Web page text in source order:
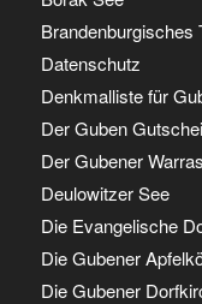
Brandenburgisches
Datenschutz
Denkmalliste für
Der Guben
Der Gubener
Deulowitzer See
Die Evangelische
Die Gubener
Die Gubener